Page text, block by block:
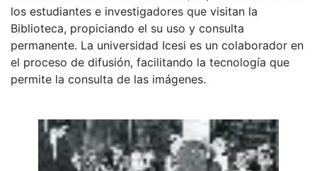
los estudiantes e investigadores que visitan la
Biblioteca, propiciando el su uso y consulta
permanente. La universidad Icesi es un colaborador en
el proceso de difusión, facilitando la tecnología que
permite la consulta de las imágenes.